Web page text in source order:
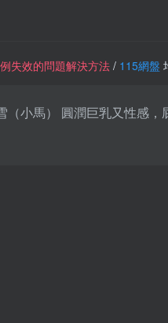
失效的問題解決方法 / 115網盤
小馬） 圓潤巨乳又性感